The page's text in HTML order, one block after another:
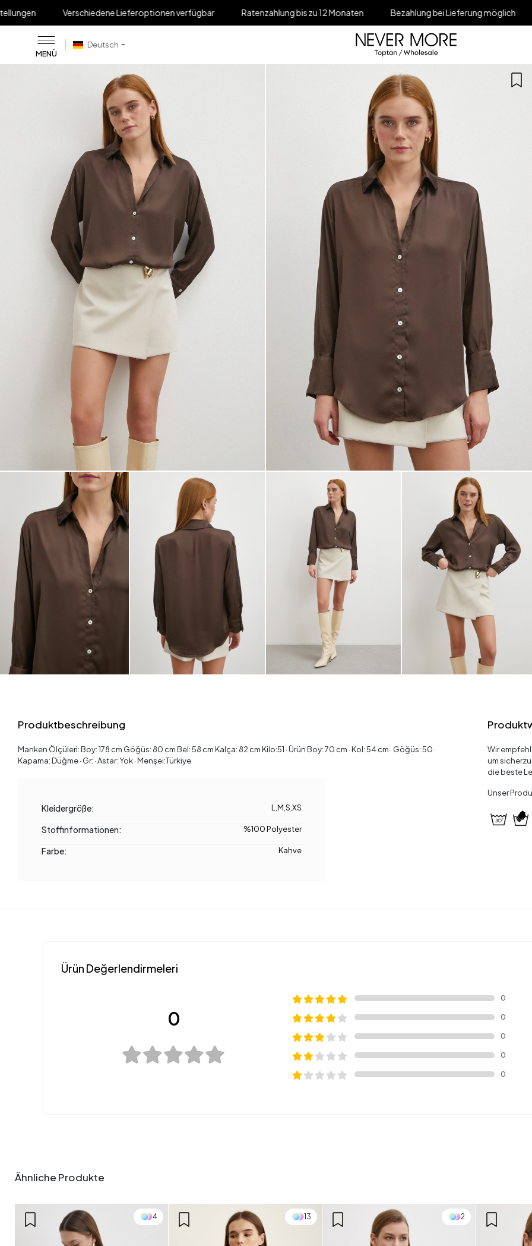
Verschiedene Lieferoptionen verfügbar Ratenzahlung bis zu 12 Monaten Bezahlung bei Lieferung möglich 5% Rabatt
MENÜ
Deutsch
Produktbeschreibung
Manken Ölçüleri: Boy: 178 cm Göğüs: 80 cm Bel: 58 cm Kalça: 82 cm Kilo:51 · Ürün Boy: 70 cm · Kol: 54 cm · Göğüs: 50 ·
Kapama: Düğme · Gr: · Astar: Yok · Menşei:Türkiye
Kleidergröße: L ,M ,S ,XS
Stoffinformationen: %100 Polyester
Farbe: Kahve
Wir
um
die beste
Unser
Ürün Değerlendirmeleri
0
0
0
0
0
0
Ähnliche Produkte
4 13 2